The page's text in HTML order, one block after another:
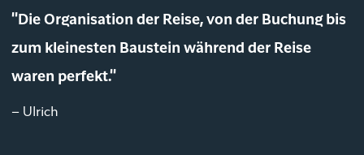
"Die Organisation der Reise, von der Buchung bis
zum kleinesten Baustein während der Reise
waren perfekt."
– Ulrich